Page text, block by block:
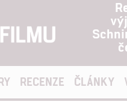
RECENZE ČLÁNKY